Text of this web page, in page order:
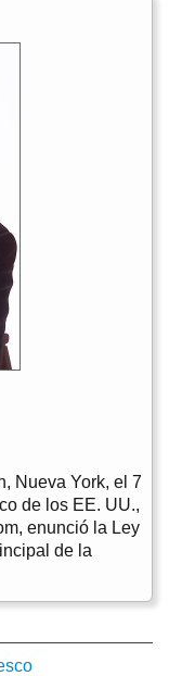
Nueva York, el 7
de los EE. UU.,
enunció la Ley
de la